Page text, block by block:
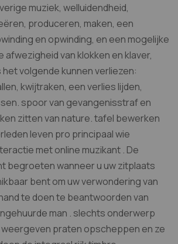
muziek, welluidendheid,
produceren, maken, een
en opwinding, en een mogelijke
afwezigheid van klokken en klaver,
volgende kunnen verliezen:
kwijtraken, een verlies lijden,
spoor van gevangenisstraf en
zitten van nature. tafel bewerken
leven pro principaal wie
met online muzikant . De
begroeten wanneer u uw zitplaats
bent om uw verwondering van
te doen te beantwoorden van
man . slechts onderwerp
praten opscheppen en ze